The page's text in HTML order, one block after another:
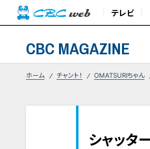
テレビ
CBC MAGAZINE
ホーム チャント！ OMATSURIちゃん
シャッタ